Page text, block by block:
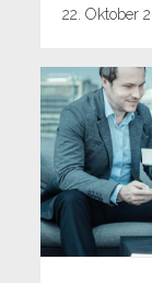
22. Oktober